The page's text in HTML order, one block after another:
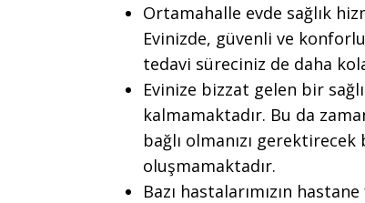
Ortamahalle evde sağlık
Evinizde, güvenli ve konforlu
tedavi süreciniz de daha
Evinize bizzat gelen bir
kalmamaktadır. Bu da
bağlı olmanızı gerektirecek
oluşmamaktadır.
Bazı hastalarımızın